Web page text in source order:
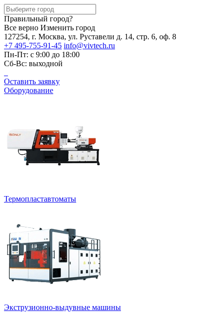
Правильный город?
Все верно Изменить город
127254, г. Москва, ул. Руставели д. 14, стр. 6, оф. 8
+7 495-755-91-45 info@vivtech.ru
Пн-Пт: с 9:00 до 18:00
Сб-Вс: выходной
Оставить заявку
Оборудование
Термопластавтоматы
Экструзионно-выдувные машины